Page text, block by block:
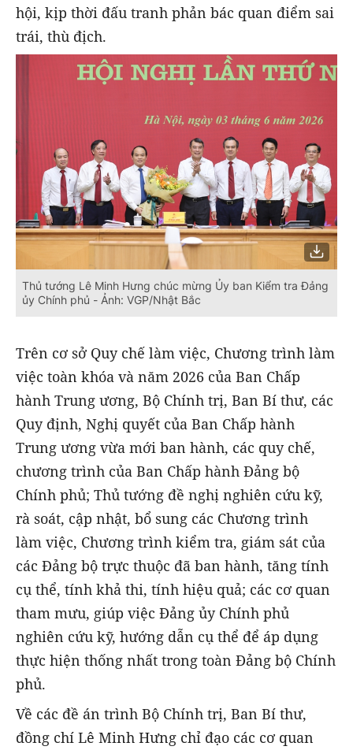
hội, kịp thời đấu tranh phản bác quan điểm sai
trái, thù địch.
Thủ tướng Lê Minh Hưng chúc mừng Ủy ban Kiểm tra Đảng
ủy Chính phủ - Ảnh: VGP/Nhật Bắc
Trên cơ sở Quy chế làm việc, Chương trình làm
việc toàn khóa và năm 2026 của Ban Chấp
hành Trung ương, Bộ Chính trị, Ban Bí thư, các
Quy định, Nghị quyết của Ban Chấp hành
Trung ương vừa mới ban hành, các quy chế,
chương trình của Ban Chấp hành Đảng bộ
Chính phủ; Thủ tướng đề nghị nghiên cứu kỹ,
rà soát, cập nhật, bổ sung các Chương trình
làm việc, Chương trình kiểm tra, giám sát của
các Đảng bộ trực thuộc đã ban hành, tăng tính
cụ thể, tính khả thi, tính hiệu quả; các cơ quan
tham mưu, giúp việc Đảng ủy Chính phủ
nghiên cứu kỹ, hướng dẫn cụ thể để áp dụng
thực hiện thống nhất trong toàn Đảng bộ Chính
phủ.
Về các đề án trình Bộ Chính trị, Ban Bí thư,
đồng chí Lê Minh Hưng chỉ đạo các cơ quan